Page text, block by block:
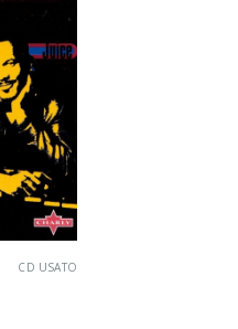
CD USATO